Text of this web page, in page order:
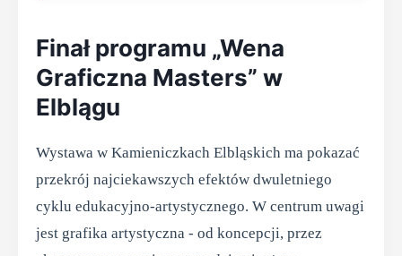
Finał programu „Wena
Graficzna Masters” w
Elblągu
Wystawa w Kamieniczkach Elbląskich ma pokazać
przekrój najciekawszych efektów dwuletniego
cyklu edukacyjno-artystycznego. W centrum uwagi
jest grafika artystyczna - od koncepcji, przez